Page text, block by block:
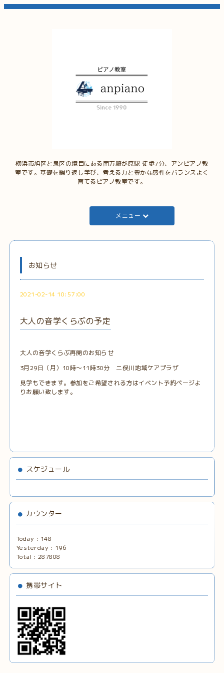
横浜市旭区と泉区の境目にある南万騎が原駅 徒歩7分、アンピアノ教
室です。基礎を繰り返し学び、考える力と豊かな感性をバランスよく
育てるピアノ教室です。
メニュー
お知らせ
2021-02-14 10:57:00
大人の音学くらぶの予定
大人の音学くらぶ再開のお知らせ
3月29日（月）10時～11時30分 二俣川地域ケアプラザ
見学もできます。参加をご希望される方はイベント予約ページよ
りお願い致します。
スケジュール
カウンター
Today : 148
Yesterday : 196
Total : 287808
携帯サイト